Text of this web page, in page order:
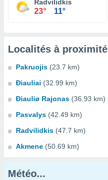
Radvilidkis
23° 11°
Localités à proximité
Pakruojis (23.7 km)
Ðiauliai (32.99 km)
Ðiauliø Rajonas (36.93 km)
Pasvalys (42.49 km)
Radvilidkis (47.7 km)
Akmene (50.69 km)
Météo...